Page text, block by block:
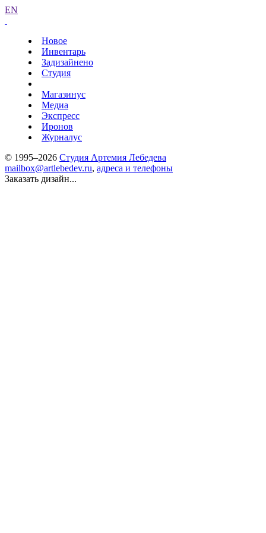
EN
Новое
Инвентарь
Задизайнено
Студия
Магазинус
Медиа
Экспресс
Иронов
Журналус
© 1995–2026 Студия Артемия Лебедева
mailbox@artlebedev.ru, адреса и телефоны
Заказать дизайн...